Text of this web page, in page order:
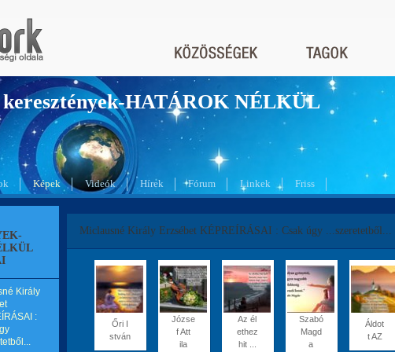
HATÁROK NÉLKÜL
Képek Videók Hírek Fórum Linkek Friss
Király
:
Miclausné Király Erzsébet KÉPREÍRÁSAI : Csak úgy ...szeretetből...
Őri I
stván
Józse
f Att
ila
Az él
ethez
hit ...
Szabó
Magd
a
Áldot
t AZ